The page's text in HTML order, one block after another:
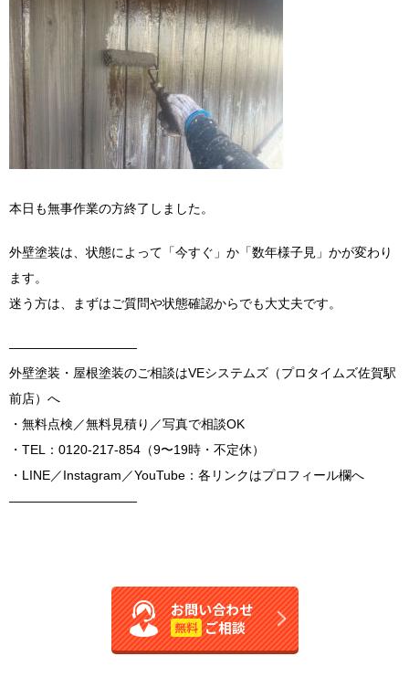
本日も無事作業の方終了しました。
外壁塗装は、状態によって「今すぐ」か「数年様子見」かが変わり
ます。
迷う方は、まずはご質問や状態確認からでも大丈夫です。
――――――――――
外壁塗装・屋根塗装のご相談はVEシステムズ（プロタイムズ佐賀駅
前店）へ
・無料点検／無料見積り／写真で相談OK
・TEL：0120-217-854（9〜19時・不定休）
・LINE／Instagram／YouTube：各リンクはプロフィール欄へ
――――――――――
お問い合わせ
無料 ご相談